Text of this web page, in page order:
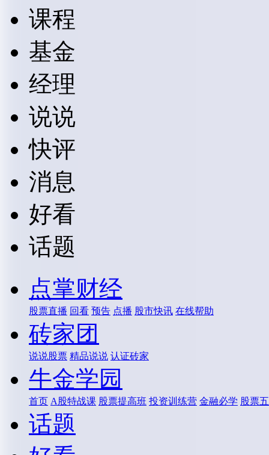
课程
基金
经理
说说
快评
消息
好看
话题
点掌财经
股票直播 回看 预告 点播 股市快讯 在线帮助
砖家团
说说股票 精品说说 认证砖家
牛金学园
首页 A股特战课 股票提高班 投资训练营 金融必学 股票
话题